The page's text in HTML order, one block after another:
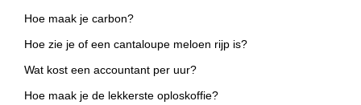
Hoe maak je carbon?
Hoe zie je of een cantaloupe meloen rijp is?
Wat kost een accountant per uur?
Hoe maak je de lekkerste oploskoffie?